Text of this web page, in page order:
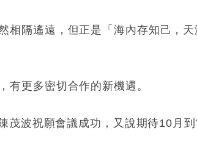
相隔遙遠，但正是「海內存知己，
有更多密切合作的新機遇。
茂波祝願會議成功，又說期待10月